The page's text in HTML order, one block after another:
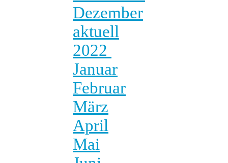
Dezember
aktuell
2022
Januar
Februar
März
April
Mai